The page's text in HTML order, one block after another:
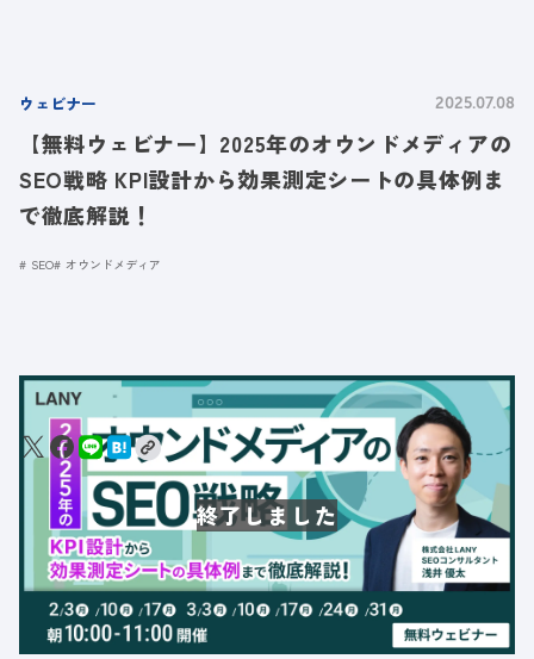
ウェビナー 2025.07.08
【無料ウェビナー】2025年のオウンドメディアの
SEO戦略 KPI設計から効果測定シートの具体例ま
で徹底解説！
SEO オウンドメディア